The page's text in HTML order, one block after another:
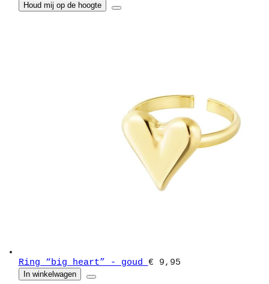
Houd mij op de hoogte
Ring “big heart” - goud € 9,95
In winkelwagen